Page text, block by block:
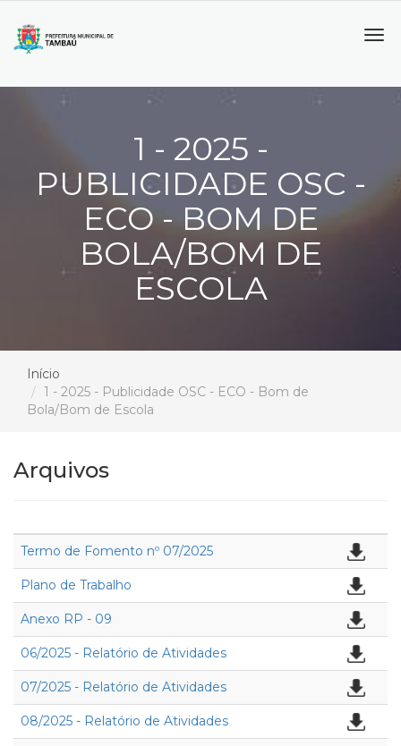
1 - 2025 -
PUBLICIDADE OSC -
ECO - BOM DE
BOLA/BOM DE
ESCOLA
Início
1 - 2025 - Publicidade OSC - ECO - Bom de
Bola/Bom de Escola
Arquivos
Termo de Fomento nº 07/2025
Plano de Trabalho
Anexo RP - 09
06/2025 - Relatório de Atividades
07/2025 - Relatório de Atividades
08/2025 - Relatório de Atividades